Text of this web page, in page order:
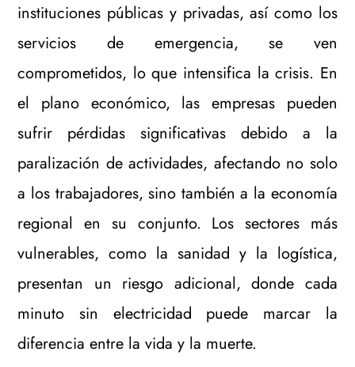
instituciones públicas y privadas, así como los
servicios de emergencia, se ven
comprometidos, lo que intensifica la crisis. En
el plano económico, las empresas pueden
sufrir pérdidas significativas debido a la
paralización de actividades, afectando no solo
a los trabajadores, sino también a la economía
regional en su conjunto. Los sectores más
vulnerables, como la sanidad y la logística,
presentan un riesgo adicional, donde cada
minuto sin electricidad puede marcar la
diferencia entre la vida y la muerte.